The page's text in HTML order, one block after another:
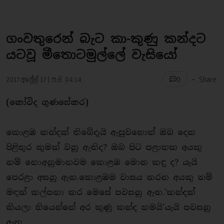
ගංවතුරෙන් බැට කා-කුණු කන්දට
යටවූ මීතොටමුල්ලේ වැසියෝ
2017 අප්‍රේල් 17 | ප.ව. 04:14 0 - Share
(කෝවිද ගුණසේකර)
කොළඹ කන්දක් තිබේදැයි ඇසුවහොත් ඔබ දෙන
පිළිතුර කුමක් වනු ඇතිද? ඔබ පිට පළාතක අයකු
නම් නොඅනුමානවම කොළඹ මොන කඳු ද? යැයි
පෙරළා අසනු ඇත.කොළඹම වාසය කරන අයකු නම්
මඳක් කල්පනා කර මෙසේ පවසනු ඇත.‘කන්දක්
කියලා තියෙන්නේ අර කුණු කන්ද තමයි‘යැයි පවසනු